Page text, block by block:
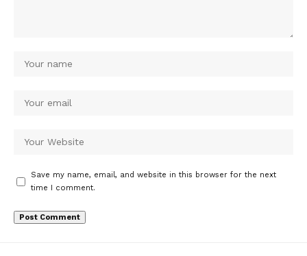
Save my name, email, and website in this browser for the next
time I comment.